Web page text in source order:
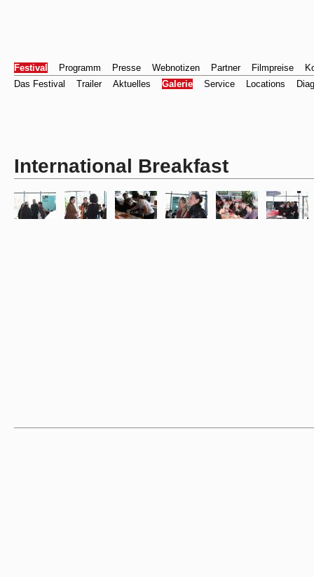
Festival Programm Presse Webnotizen Partner Filmpreise
Das Festival
Trailer Aktuelles Galerie Service Locations
International Breakfast